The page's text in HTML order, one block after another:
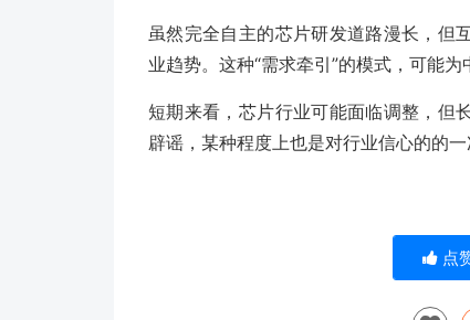
虽然完全自主的芯片研发道路漫长，但
业趋势。这种“需求牵引”的模式，可能
短期来看，芯片行业可能面临调整，但
辟谣，某种程度上也是对行业信心的的一
点